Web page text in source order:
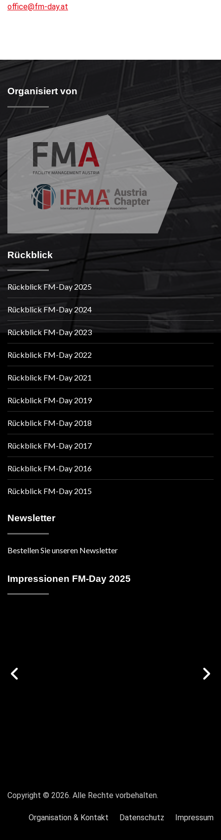
office@fm-day.at
Organisiert von
Rückblick
Rückblick FM-Day 2025
Rückblick FM-Day 2024
Rückblick FM-Day 2023
Rückblick FM-Day 2022
Rückblick FM-Day 2021
Rückblick FM-Day 2019
Rückblick FM-Day 2018
Rückblick FM-Day 2017
Rückblick FM-Day 2016
Rückblick FM-Day 2015
Newsletter
Bestellen Sie unseren Newsletter
Impressionen FM-Day 2025
Copyright © 2026. Alle Rechte vorbehalten.
Organisation & Kontakt Datenschutz Impressum